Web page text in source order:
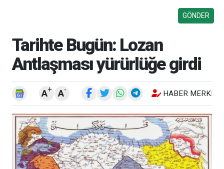
Tarihte Bugün: Lozan
Antlaşması yürürlüğe girdi
A+ A- HABER MERKEZI